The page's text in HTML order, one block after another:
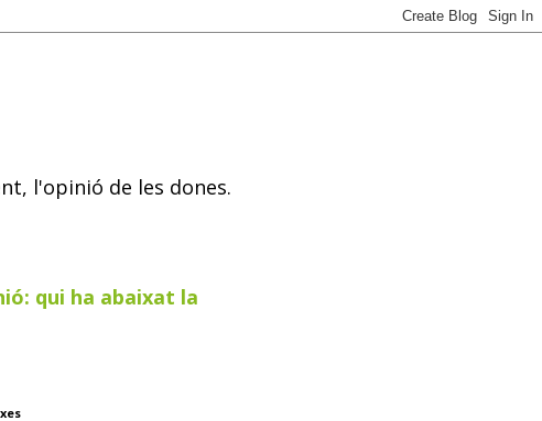
l'opinió de les dones.
qui ha abaixat la